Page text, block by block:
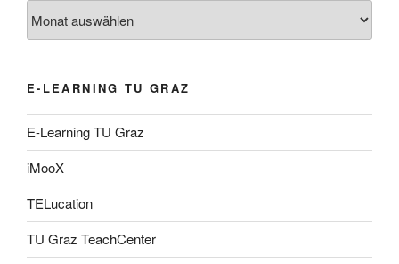
E-LEARNING TU GRAZ
E-Learning TU Graz
iMooX
TELucation
TU Graz TeachCenter